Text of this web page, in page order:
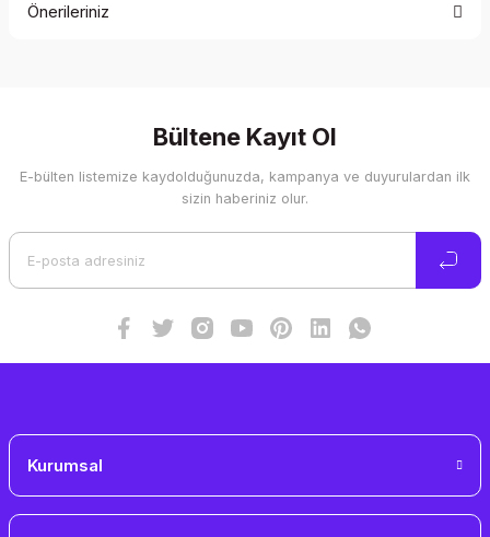
Önerileriniz
Görüş ve önerileriniz için teşekkür ederiz.
Ürün resmi kalitesiz, bozuk veya görüntülenemiyor.
Bültene Kayıt Ol
E-bülten listemize kaydolduğunuzda, kampanya ve duyurulardan ilk
sizin haberiniz olur.
Kurumsal